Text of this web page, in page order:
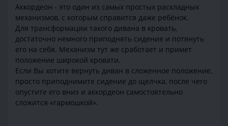
Аккордеон - это один из самых простых раскладных
механизмов, с которым справится даже ребёнок.
Для трансформации такого дивана в кровать,
достаточно немного приподнять сидение и потянуть
его на себя. Механизм тут же сработает и примет
положение широкой кровати.
Если Вы хотите вернуть диван в сложенное положение,
просто приподнимите сидение до щелчка, после чего
опустите его вниз и аккордеон самостоятельно
сложится «гармошкой».